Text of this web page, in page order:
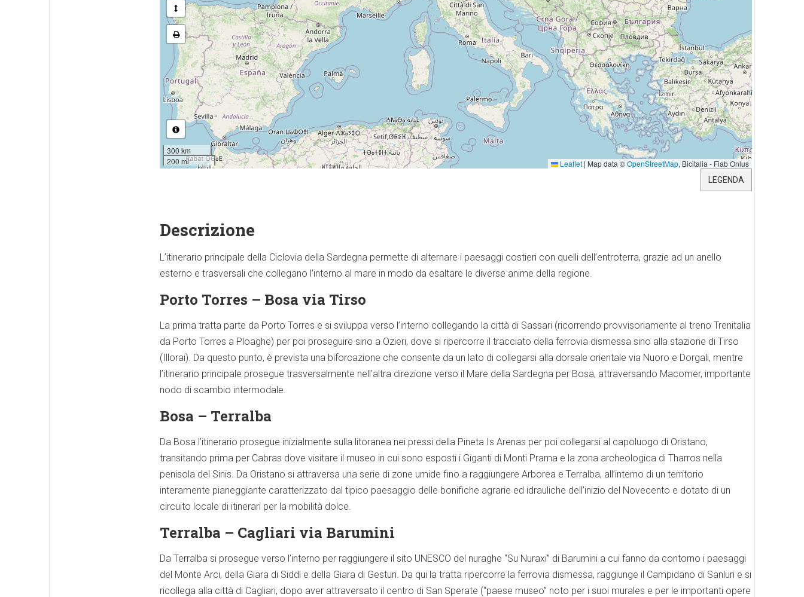
300 km
200 mi
Leaflet | Map data ©OpenStreetMap, Bicitalia - Fiab Onlus
LEGENDA
Descrizione
L’itinerario principale della Ciclovia della Sardegna permette di alternare i paesaggi costieri con quelli dell’entroterra, grazie ad un anello
esterno e trasversali che collegano l’interno al mare in modo da esaltare le diverse anime della regione.
Porto Torres – Bosa via Tirso
La prima tratta parte da Porto Torres e si sviluppa verso l’interno collegando la città di Sassari (ricorrendo provvisoriamente al treno Trenitalia
da Porto Torres a Ploaghe) per poi proseguire sino a Ozieri, dove si ripercorre il tracciato della ferrovia dismessa sino alla stazione di Tirso
(Illorai). Da questo punto, è prevista una biforcazione che consente da un lato di collegarsi alla dorsale orientale via Nuoro e Dorgali, mentre
l’itinerario principale prosegue trasversalmente nell’altra direzione verso il Mare della Sardegna per Bosa, attraversando Macomer, importante
nodo di scambio intermodale.
Bosa – Terralba
Da Bosa l’itinerario prosegue inizialmente sulla litoranea nei pressi della Pineta Is Arenas per poi collegarsi al capoluogo di Oristano,
transitando prima per Cabras dove visitare il museo in cui sono esposti i Giganti di Monti Prama e la zona archeologica di Tharros nella
penisola del Sinis. Da Oristano si attraversa una serie di zone umide fino a raggiungere Arborea e Terralba, all’interno di un territorio
interamente pianeggiante caratterizzato dal tipico paesaggio delle bonifiche agrarie ed idrauliche dell’inizio del Novecento e dotato di un
circuito locale di itinerari per la mobilità dolce.
Terralba – Cagliari via Barumini
Da Terralba si prosegue verso l’interno per raggiungere il sito UNESCO del nuraghe “Su Nuraxi” di Barumini a cui fanno da contorno i paesaggi
del Monte Arci, della Giara di Siddi e della Giara di Gesturi. Da qui la tratta ripercorre la ferrovia dismessa, raggiunge il Campidano di Sanluri e si
ricollega alla città di Cagliari, dopo aver attraversato il centro di San Sperate (“paese museo” noto per i suoi murales e per le importanti opere